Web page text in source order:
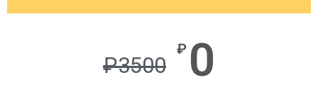
₽3500
₽ 0